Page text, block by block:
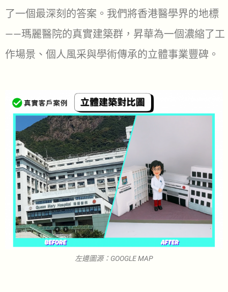
了一個最深刻的答案。我們將香港醫學界的地標
——瑪麗醫院的真實建築群，昇華為一個濃縮了工
作場景、個人風采與學術傳承的立體事業豐碑。
左邊圖源：GOOGLE MAP